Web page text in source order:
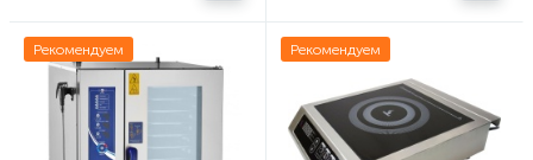
Рекомендуем Рекомендуем